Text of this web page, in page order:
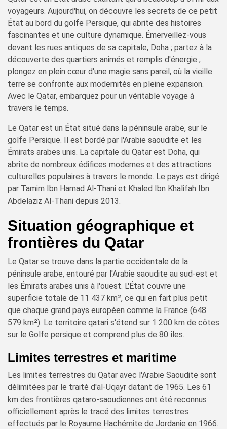
voyageurs. Aujourd'hui, on découvre les secrets de ce petit
État au bord du golfe Persique, qui abrite des histoires
fascinantes et une culture dynamique. Émerveillez-vous
devant les rues antiques de sa capitale, Doha ; partez à la
découverte des quartiers animés et remplis d'énergie ;
plongez en plein cœur d'une magie sans pareil, où la vieille
terre se confronte aux modernités en pleine expansion.
Avec le Qatar, embarquez pour un véritable voyage à
travers le temps.
Le Qatar est un État situé dans la péninsule arabe, sur le
golfe Persique. Il est bordé par l'Arabie saoudite et les
Émirats arabes unis. La capitale du Qatar est Doha, qui
abrite de nombreux édifices modernes et des attractions
culturelles populaires à travers le monde. Le pays est dirigé
par Tamim Ibn Hamad Al-Thani et Khaled Ibn Khalifah Ibn
Abdelaziz Al-Thani depuis 2013.
Situation géographique et
frontières du Qatar
Le Qatar se trouve dans la partie occidentale de la
péninsule arabe, entouré par l'Arabie saoudite au sud-est et
les Émirats arabes unis à l'ouest. L'État couvre une
superficie totale de 11 437 km², ce qui en fait plus petit
que chaque grand pays européen comme la France (648
579 km²). Le territoire qatari s'étend sur 1 200 km de côtes
sur le Golfe persique et comprend plus de 80 îles.
Limites terrestres et maritime
Les limites terrestres du Qatar avec l'Arabie Saoudite sont
délimitées par le traité d'al-Uqayr datant de 1965. Les 61
km des frontières qataro-saoudiennes ont été reconnus
officiellement après le tracé des limites terrestres
effectués par le Royaume Hachémite de Jordanie en 1966.